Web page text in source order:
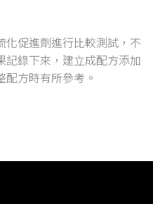
化促進劑進行比較測試，不
記錄下來，建立成配方添加
配方時有所參考。